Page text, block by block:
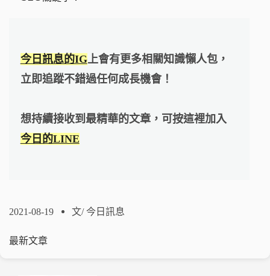
今日訊息的IG上會有更多相關知識懶人包，
立即追蹤不錯過任何成長機會！
想持續接收到最精華的文章，可按這裡加入
今日的LINE
2021-08-19 文/今日訊息
最新文章